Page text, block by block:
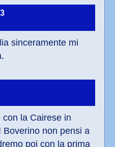
sinceramente mi
la Cairese in
non pensi a
poi con la prima